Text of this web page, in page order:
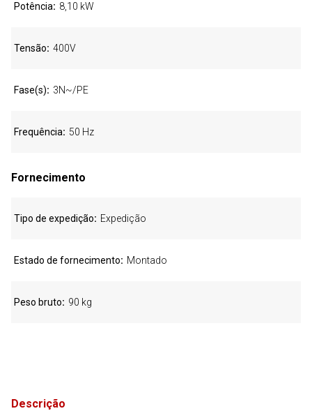
Descrição
Potência 8,10 kW
Tensão 400V
Fase(s) 3N~/PE
Frequência 50 Hz
Fornecimento
Tipo de expedição Expedição
Estado de fornecimento Montado
Peso bruto 90 kg